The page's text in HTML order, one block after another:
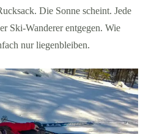
Die Sonne scheint. Jede
Ski-Wanderer entgegen. Wie
nur liegenbleiben.